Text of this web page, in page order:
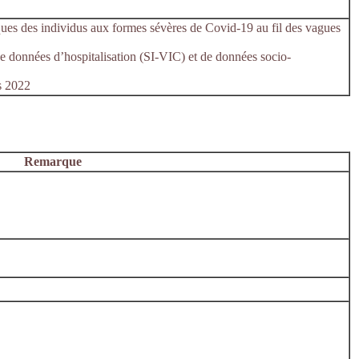
des individus aux formes sévères de Covid-19 au fil des vagues
données d’hospitalisation (SI-VIC) et de données socio-
2022
Remarque